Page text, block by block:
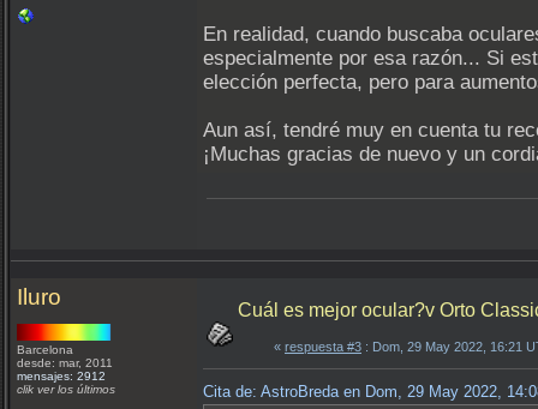
En realidad, cuando buscaba
especialmente por esa razón... Si
elección perfecta, pero para
Aun así, tendré muy en cuenta tu
¡Muchas gracias de nuevo y un
Iluro
Barcelona
desde: mar, 2011
mensajes: 2912
clik ver los últimos
Cuál es mejor ocular?v Orto
« respuesta #3 : Dom, 29 May 2022, 16:21
Cita de: AstroBreda en Dom, 29 May 2022,